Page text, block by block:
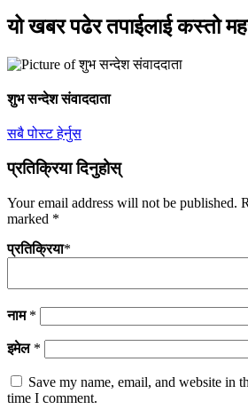
यो खबर पढेर तपाईलाई कस्तो
शुभ सन्देश संवाददाता
सबै पोस्ट हेर्नुस
प्रतिक्रिया दिनुहोस्
Your email address will not be published.
marked *
प्रतिक्रिया*
नाम *
इमेल *
Save my name, email, and website in
time I comment.